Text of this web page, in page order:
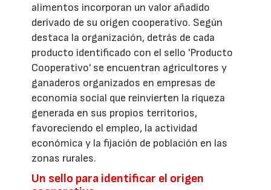
alimentos incorporan un valor añadido
derivado de su origen cooperativo. Según
destaca la organización, detrás de cada
producto identificado con el sello 'Producto
Cooperativo' se encuentran agricultores y
ganaderos organizados en empresas de
economía social que reinvierten la riqueza
generada en sus propios territorios,
favoreciendo el empleo, la actividad
económica y la fijación de población en las
zonas rurales.
Un sello para identificar el origen